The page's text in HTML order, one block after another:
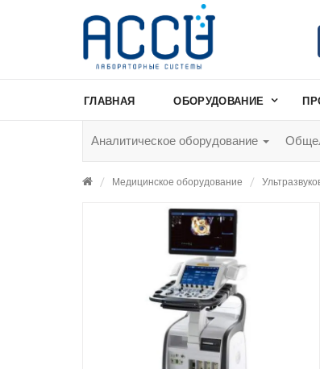
ГЛАВНАЯ ОБОРУДОВАНИЕ
Аналитическое оборудование
Медицинское оборудование